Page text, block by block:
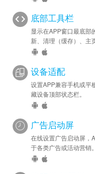
底部工具栏
显示在APP窗口最底部
新、清理（缓存）、主
设备适配
设置APP兼容手机或平
藏设备顶部状态栏。
广告启动屏
在线设置广告启动屏，
于各类广告或活动营销。